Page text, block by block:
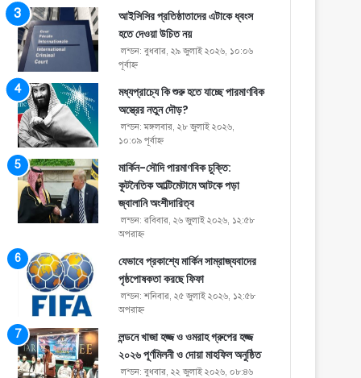
আইসিসির প্রতিষ্ঠাতাদের এটাকে ধ্বংস
হতে দেওয়া উচিত নয়
লন্ডন: বুধবার, ২৯ জুলাই ২০২৬, ১০:০৬
পূর্বাহ্ণ
মধ্যপ্রাচ্যে কি শুরু হতে যাচ্ছে পারমাণবিক
অস্ত্রের নতুন দৌড়?
লন্ডন: মঙ্গলবার, ২৮ জুলাই ২০২৬,
১০:০৯ পূর্বাহ্ণ
মার্কিন-সৌদি পারমাণবিক চুক্তি:
কূটনৈতিক আল্টিমেটামে আটকে পড়া
জ্বালানি অংশীদারিত্ব
লন্ডন: রবিবার, ২৬ জুলাই ২০২৬, ১২:৫৮
অপরাহ্ণ
যেভাবে প্রকাশ্যে মার্কিন সাম্রাজ্যবাদের
পৃষ্ঠপোষকতা করছে ফিফা
লন্ডন: শনিবার, ২৫ জুলাই ২০২৬, ১২:৫৮
অপরাহ্ণ
লন্ডনে খাজা হজ্জ ও ওমরাহ গ্রুপের হজ্জ
২০২৬ পূর্ণমিলনী ও দোয়া মাহফিল অনুষ্ঠিত
লন্ডন: বুধবার, ২২ জুলাই ২০২৬, ০৮:৪৬